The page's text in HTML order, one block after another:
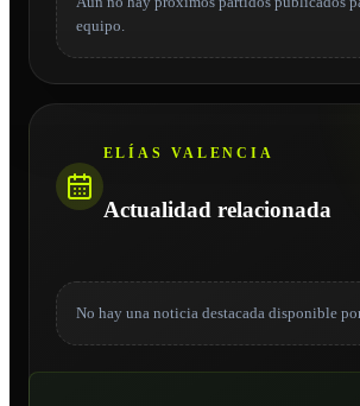
equipo.
ELÍAS VALENCIA
Actualidad relacionada
No hay una noticia destacada disponible por